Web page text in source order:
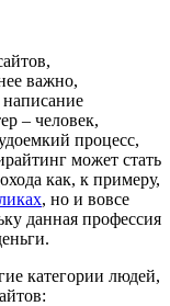
важно,
– человек,
процесс,
может стать
как, к примеру,
, но и вовсе
данная профессия
категории людей,